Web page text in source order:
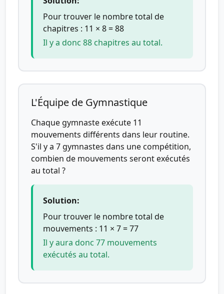
Pour trouver le nombre total de
chapitres : 11 × 8 = 88
Il y a donc 88 chapitres au total.
L'Équipe de Gymnastique
Chaque gymnaste exécute 11
mouvements différents dans leur routine.
S'il y a 7 gymnastes dans une compétition,
combien de mouvements seront exécutés
au total ?
Solution:
Pour trouver le nombre total de
mouvements : 11 × 7 = 77
Il y aura donc 77 mouvements
exécutés au total.